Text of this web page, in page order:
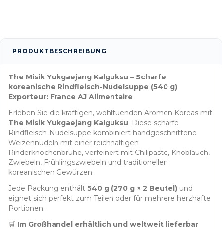
PRODUKTBESCHREIBUNG
The Misik Yukgaejang Kalguksu – Scharfe
koreanische Rindfleisch-Nudelsuppe (540 g)
Exporteur: France AJ Alimentaire
Erleben Sie die kräftigen, wohltuenden Aromen Koreas mit
The Misik Yukgaejang Kalguksu. Diese scharfe
Rindfleisch-Nudelsuppe kombiniert handgeschnittene
Weizennudeln mit einer reichhaltigen
Rinderknochenbrühe, verfeinert mit Chilipaste, Knoblauch,
Zwiebeln, Frühlingszwiebeln und traditionellen
koreanischen Gewürzen.
Jede Packung enthält 540 g (270 g × 2 Beutel) und
eignet sich perfekt zum Teilen oder für mehrere herzhafte
Portionen.
🛒 Im Großhandel erhältlich und weltweit lieferbar